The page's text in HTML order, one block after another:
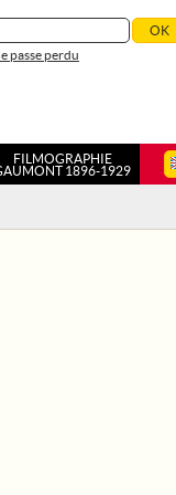
passe perdu
FILMOGRAPHIE
1896-1929